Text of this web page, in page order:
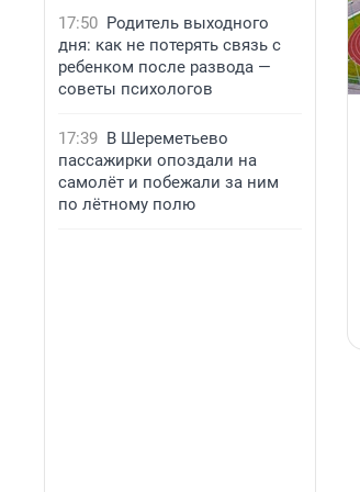
17:50 Родитель выходного
дня: как не потерять связь с
ребенком после развода —
советы психологов
17:39 В Шереметьево
пассажирки опоздали на
самолёт и побежали за ним
по лётному полю